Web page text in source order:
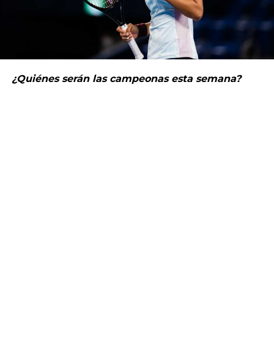
¿Quiénes serán las campeonas esta semana?